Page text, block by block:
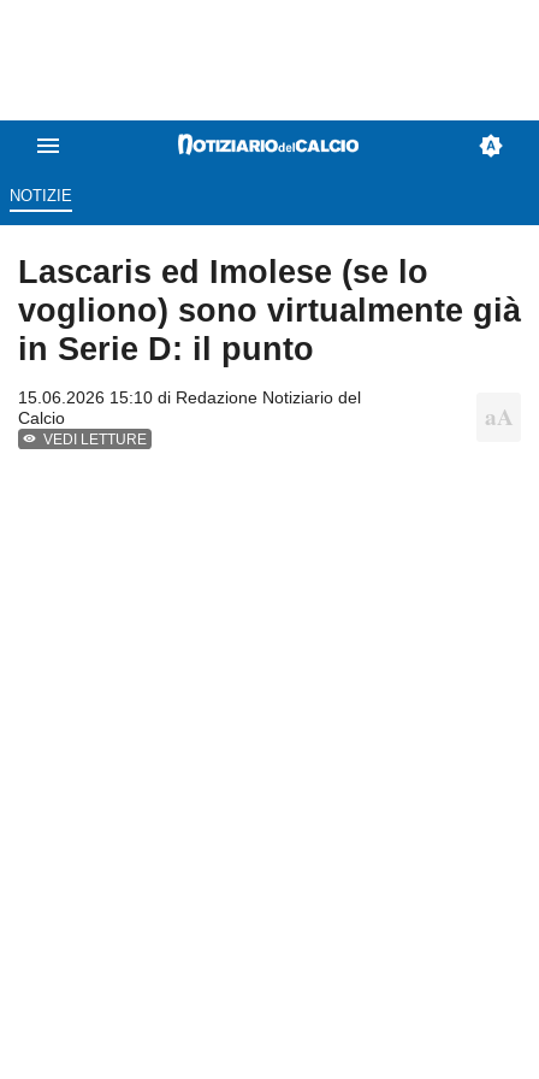
NOTIZIE
Lascaris ed Imolese (se lo
vogliono) sono virtualmente già
in Serie D: il punto
15.06.2026 15:10 di Redazione Notiziario del
Calcio
VEDI LETTURE